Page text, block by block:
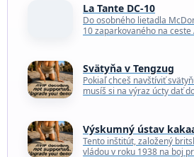
La Tante DC-10
Do osobného lietadla
10 zaparkovaného na
Svätyňa v Tengzug
Pokiaľ chceš navštíviť
musíš si na výraz úcty dať
Výskumný ústav
Tento inštitút, založený
vládou v roku 1938 na boj